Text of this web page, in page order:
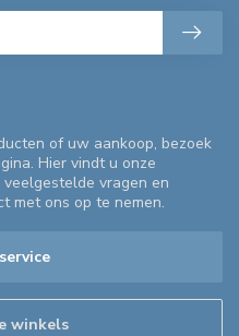
of uw aankoop, bezoek
Hier vindt u onze
vragen en
met ons op te nemen.
winkels